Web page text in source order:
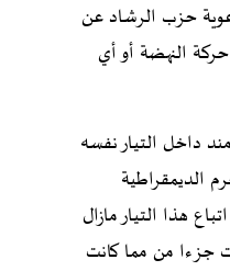
حزب الرشاد عن
النهضة أو أي
داخل التيار نفسه
الديمقراطية
هذا التيار مازال
جزءا من مما كانت